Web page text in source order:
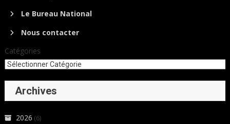
Le Bureau National
Nous contacter
Catégories
Archives
2026 (6)